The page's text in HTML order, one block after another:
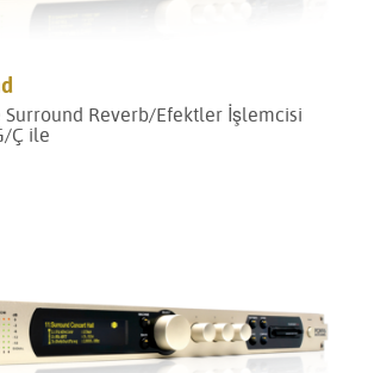
Surround Reverb/Efektler İşlemcisi
Ç ile